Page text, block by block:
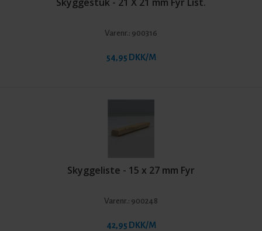
Varenr.: 900316
54,95 DKK/M
Skyggeliste - 15 x 27 mm Fyr
Varenr.: 900248
42,95 DKK/M